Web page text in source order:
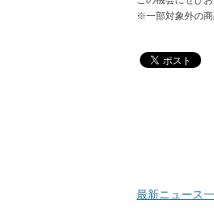
※一部対象外の商
最新ニュース